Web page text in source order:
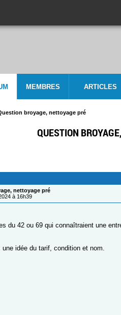
MEMBRES ARTICLES
broyage, nettoyage pré
QUESTION
nettoyage pré
à 16h39
du 42 ou 69 qui connaîtraient une
idée du tarif, condition et nom.